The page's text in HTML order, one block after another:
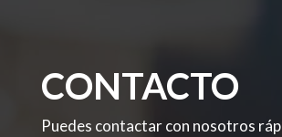
CONTACTO
Puedes contactar con nosotros